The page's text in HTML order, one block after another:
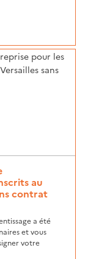
au
contrat
a été
et vous
votre